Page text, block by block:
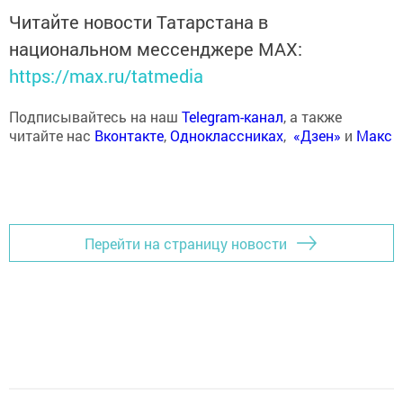
Читайте новости Татарстана в
национальном мессенджере MАХ:
https://max.ru/tatmedia
Подписывайтесь на наш Telegram-канал, а также
читайте нас Вконтакте,Одноклассниках, «Дзен» и Макс
Перейти на страницу новости